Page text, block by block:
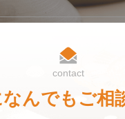
contact
んでもご相